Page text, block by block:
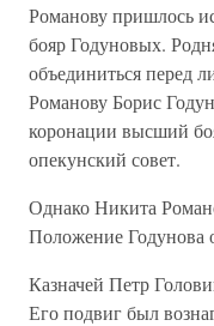
Романову пришлось
бояр Годуновых.
объединиться перед
Романову Борис
коронации высший
опекунский совет.
Однако Никита
Положение Годунова
Казначей Петр
Его подвиг был